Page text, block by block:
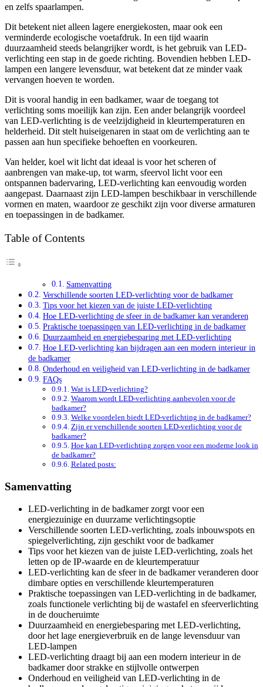
en zelfs spaarlampen.
Dit betekent niet alleen lagere energiekosten, maar ook een
verminderde ecologische voetafdruk. In een tijd waarin
duurzaamheid steeds belangrijker wordt, is het gebruik van LED-
verlichting een stap in de goede richting. Bovendien hebben LED-
lampen een langere levensduur, wat betekent dat ze minder vaak
vervangen hoeven te worden.
Dit is vooral handig in een badkamer, waar de toegang tot
verlichting soms moeilijk kan zijn. Een ander belangrijk voordeel
van LED-verlichting is de veelzijdigheid in kleurtemperaturen en
helderheid. Dit stelt huiseigenaren in staat om de verlichting aan te
passen aan hun specifieke behoeften en voorkeuren.
Van helder, koel wit licht dat ideaal is voor het scheren of
aanbrengen van make-up, tot warm, sfeervol licht voor een
ontspannen badervaring, LED-verlichting kan eenvoudig worden
aangepast. Daarnaast zijn LED-lampen beschikbaar in verschillende
vormen en maten, waardoor ze geschikt zijn voor diverse armaturen
en toepassingen in de badkamer.
Table of Contents
Samenvatting
Verschillende soorten LED-verlichting voor de badkamer
Tips voor het kiezen van de juiste LED-verlichting
Hoe LED-verlichting de sfeer in de badkamer kan veranderen
Praktische toepassingen van LED-verlichting in de badkamer
Duurzaamheid en energiebesparing met LED-verlichting
Hoe LED-verlichting kan bijdragen aan een modern interieur in
de badkamer
Onderhoud en veiligheid van LED-verlichting in de badkamer
FAQs
Wat is LED-verlichting?
Waarom wordt LED-verlichting aanbevolen voor de
badkamer?
Welke voordelen biedt LED-verlichting in de badkamer?
Zijn er verschillende soorten LED-verlichting voor de
badkamer?
Hoe kan LED-verlichting zorgen voor een moderne look in
de badkamer?
Related posts:
Samenvatting
LED-verlichting in de badkamer zorgt voor een
energiezuinige en duurzame verlichtingsoptie
Verschillende soorten LED-verlichting, zoals inbouwspots en
spiegelverlichting, zijn geschikt voor de badkamer
Tips voor het kiezen van de juiste LED-verlichting, zoals het
letten op de IP-waarde en de kleurtemperatuur
LED-verlichting kan de sfeer in de badkamer veranderen door
dimbare opties en verschillende kleurtemperaturen
Praktische toepassingen van LED-verlichting in de badkamer,
zoals functionele verlichting bij de wastafel en sfeerverlichting
in de doucheruimte
Duurzaamheid en energiebesparing met LED-verlichting,
door het lage energieverbruik en de lange levensduur van
LED-lampen
LED-verlichting draagt bij aan een modern interieur in de
badkamer door strakke en stijlvolle ontwerpen
Onderhoud en veiligheid van LED-verlichting in de